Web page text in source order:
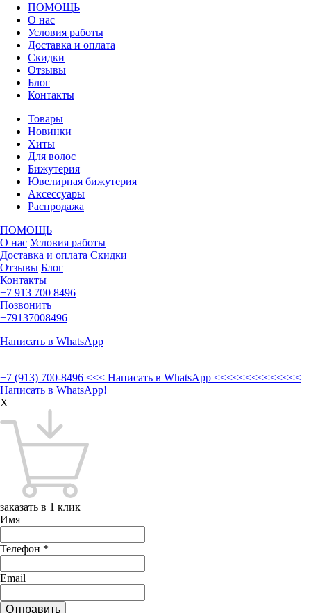
ПОМОЩЬ
О нас
Условия работы
Доставка и оплата
Скидки
Отзывы
Блог
Контакты
Товары
Новинки
Хиты
Для волос
Бижутерия
Ювелирная бижутерия
Аксессуары
Распродажа
ПОМОЩЬ
О нас Условия работы
Доставка и оплата Скидки
Отзывы Блог
Контакты
+7 913 700 8496
Позвонить
+79137008496
Написать в WhatsApp
+7 (913) 700-8496 <<< Написать в WhatsApp <<<<<<<<<<<<<<
Написать в WhatsApp!
X
заказать в 1 клик
Имя
Телефон *
Email